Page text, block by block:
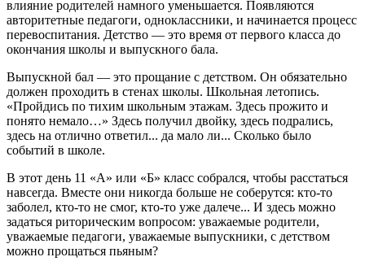
влияние родителей намного уменьшается. Появляются
авторитетные педагоги, одноклассники, и начинается процесс
перевоспитания. Детство — это время от первого класса до
окончания школы и выпускного бала.
Выпускной бал — это прощание с детством. Он обязательно
должен проходить в стенах школы. Школьная летопись.
«Пройдись по тихим школьным этажам. Здесь прожито и
понято немало…» Здесь получил двойку, здесь подрались,
здесь на отлично ответил... да мало ли... Сколько было
событий в школе.
В этот день 11 «А» или «Б» класс собрался, чтобы расстаться
навсегда. Вместе они никогда больше не соберутся: кто-то
заболел, кто-то не смог, кто-то уже далече... И здесь можно
задаться риторическим вопросом: уважаемые родители,
уважаемые педагоги, уважаемые выпускники, с детством
можно прощаться пьяным?